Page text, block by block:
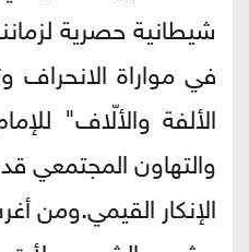
شيطانية حصرية
في مواراة
الألفة والألّاف"
والتهاون المجتمعي
الإنكار القيمي.ومن